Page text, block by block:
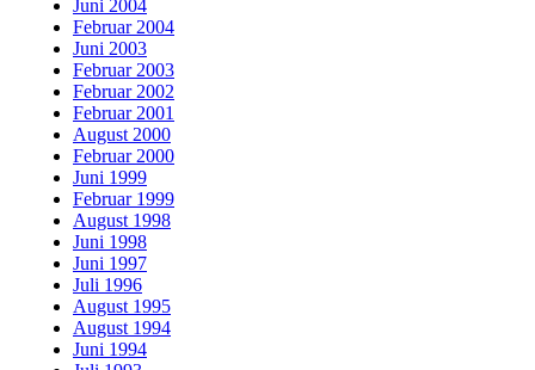
Juni 2004
Februar 2004
Juni 2003
Februar 2003
Februar 2002
Februar 2001
August 2000
Februar 2000
Juni 1999
Februar 1999
August 1998
Juni 1998
Juni 1997
Juli 1996
August 1995
August 1994
Juni 1994